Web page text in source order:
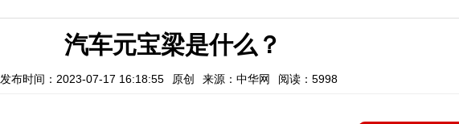
汽车元宝梁是什么？
发布时间：2023-07-17 16:18:55 原创 来源：中华网 阅读：5998